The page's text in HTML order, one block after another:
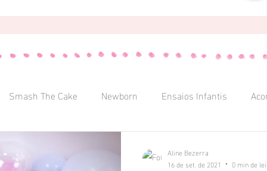
Smash The Cake Newborn Ensaios Infantis
Aline Bezerra
16 de set. de 2021
0 min de